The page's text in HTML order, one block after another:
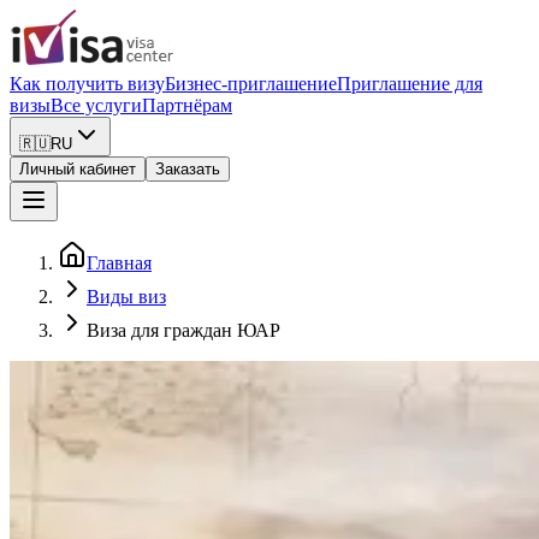
Как получить визуБизнес-приглашениеПриглашение для
визыВсе услугиПартнёрам
🇷🇺RU
Личный кабинет
Заказать
Главная
Виды виз
Виза для граждан ЮАР